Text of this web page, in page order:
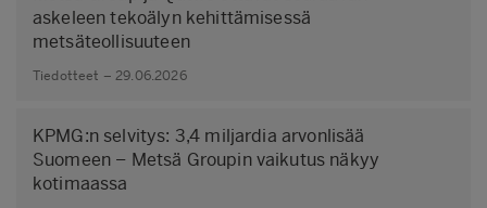
askeleen tekoälyn kehittämisessä
metsäteollisuuteen
Tiedotteet – 29.06.2026
KPMG:n selvitys: 3,4 miljardia arvonlisää
Suomeen – Metsä Groupin vaikutus näkyy
kotimaassa